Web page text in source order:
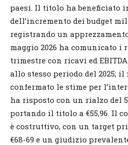
paesi. Il titolo ha beneficiato
dell’incremento dei budget
registrando un
maggio 2026 ha comunicato
trimestre con ricavi ed
allo stesso periodo del 2025; il
confermato le stime per
ha risposto con un rialzo del
portando il titolo a €55,96. Il
è costruttivo, con un target
€68-69 e un giudizio